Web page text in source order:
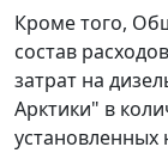
Кроме того,
состав
затрат на
Арктики" в
установленных